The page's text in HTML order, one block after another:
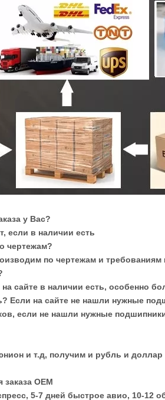
у Вас?
если в наличии есть
чертежам?
по чертежам и требованиям
сайте в наличии есть, особенно
Если на сайте не нашли нужные
если не нашли нужные
и т.д, получим и рубль и
OEM
5-7 дней быстрое авио, 10-12